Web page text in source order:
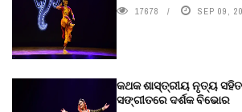
17678 SEP 09,
କଥକ ଶାସ୍ତ୍ରୀୟ ନୃତ୍ୟ ସହିତ
ସଙ୍ଗୀତରେ ଦର୍ଶକ ବିଭୋର